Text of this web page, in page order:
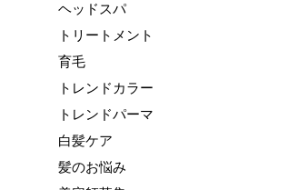
ヘッドスパ
トリートメント
育毛
トレンドカラー
トレンドパーマ
白髪ケア
髪のお悩み